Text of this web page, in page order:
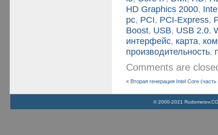
HD Graphics 2000,
pc, PCI, PCI-Express,
Boost, USB, USB 2.0,
интерфейс, карта,
производительность,
Comments are
« Вторая генерация Intel Core (часть
© 2000-2021